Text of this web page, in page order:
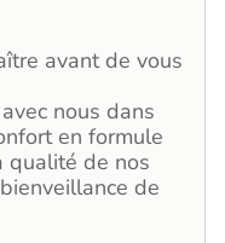
avant de vous
nous dans
en formule
qualité de nos
de